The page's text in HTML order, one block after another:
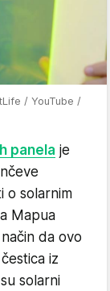
/ YouTube /
panela je
o solarnim
Mapua
da ovo
iz
solarni